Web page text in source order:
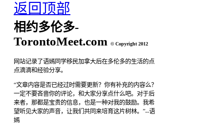
返回顶部
相约多伦多-
TorontoMeet.com
© Copyright 2012
网站记录了语嫣同学移民加拿大后在多伦多的生活的点
点滴滴和经验分享。
“文章内容是否已经过时需要更新？你有补充的内容么？
一定不要吝啬你的评论，和大家分享点什么吧。对于后
来者，那都是宝贵的信息，也是一种对我的鼓励。我希
望听见大家的声音，让我们共同来培育这片树林。”--语
嫣